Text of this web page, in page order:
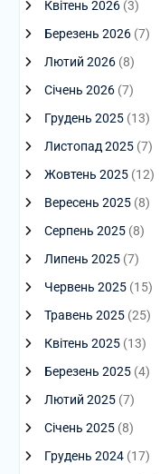
Квітень 2026(3)
Березень 2026(7)
Лютий 2026(8)
Січень 2026(7)
Грудень 2025(13)
Листопад 2025(7)
Жовтень 2025(12)
Вересень 2025(8)
Серпень 2025(8)
Липень 2025(7)
Червень 2025(15)
Травень 2025(25)
Квітень 2025(13)
Березень 2025(4)
Лютий 2025(7)
Січень 2025(8)
Грудень 2024(17)